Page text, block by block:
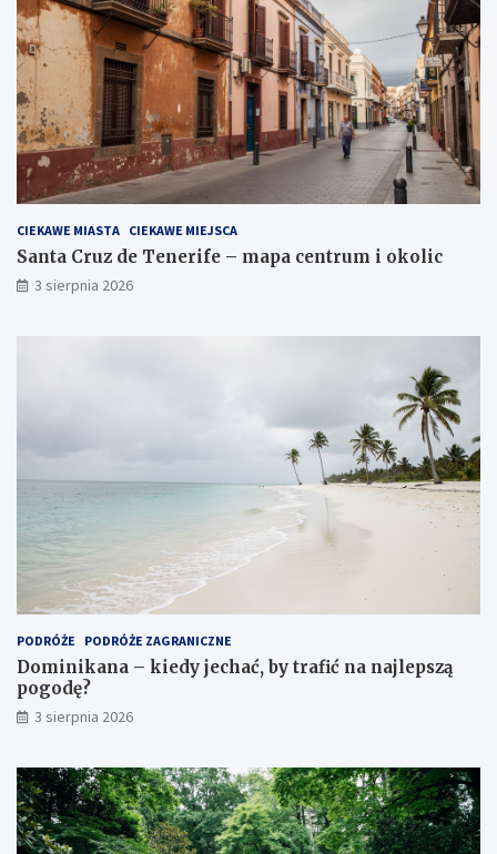
CIEKAWE MIASTA CIEKAWE MIEJSCA
Santa Cruz de Tenerife – mapa centrum i okolic
3 sierpnia 2026
PODRÓŻE PODRÓŻE ZAGRANICZNE
Dominikana – kiedy jechać, by trafić na najlepszą
pogodę?
3 sierpnia 2026